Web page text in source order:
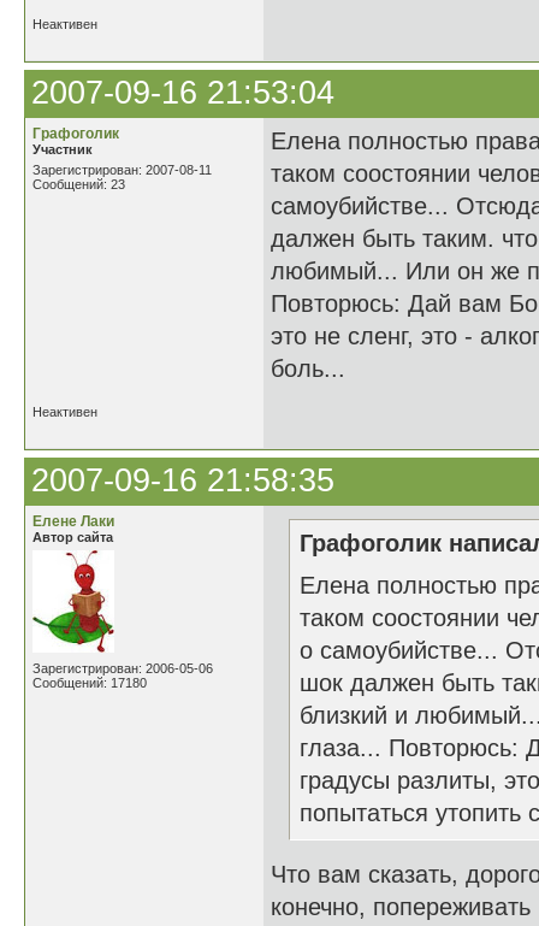
Неактивен
2007-09-16 21:53:04
Графоголик
Участник
Зарегистрирован: 2007-08-11
Сообщений: 23
Елена полностью
таком соостоянии
самоубийстве...
далжен быть таким.
любимый... Или он же
Повторюсь: Дай вам
это не сленг, это -
боль...
Неактивен
2007-09-16 21:58:35
Елене Лаки
Автор сайта
Зарегистрирован: 2006-05-06
Сообщений: 17180
Графоголик
Елена полностью
таком соостоянии
о самоубийстве...
шок далжен быть
близкий и
глаза... Повторюсь:
градусы разлиты,
попытаться утопить
Что вам сказать,
конечно,